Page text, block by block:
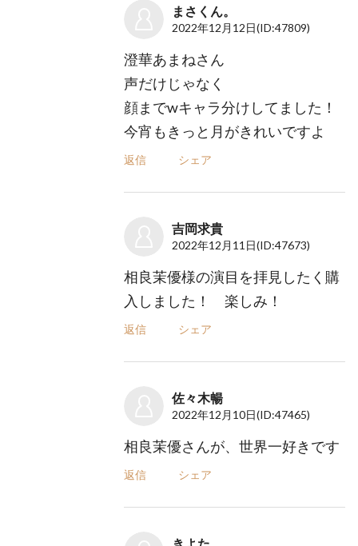
まさくん。
2022年12月12日(ID:47809)
澄華あまねさん
声だけじゃなく
顔までwキャラ分けしてました！
今宵もきっと月がきれいですよ
返信 シェア
吉岡求貴
2022年12月11日(ID:47673)
相良茉優様の演目を拝見したく購
入しました！ 楽しみ！
返信 シェア
佐々木暢
2022年12月10日(ID:47465)
相良茉優さんが、世界一好きです
返信 シェア